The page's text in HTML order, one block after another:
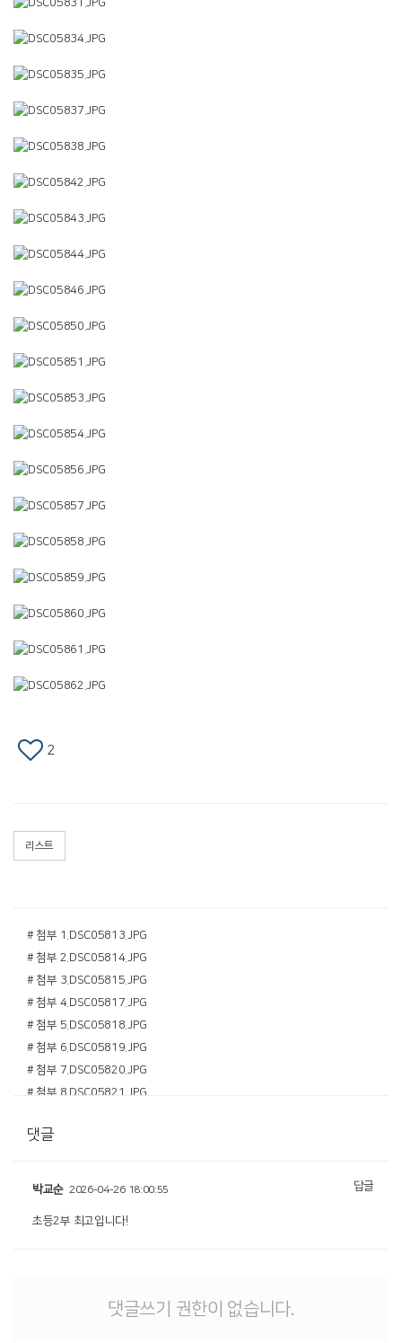
2
리스트
# 첨부 1.DSC05813.JPG
# 첨부 2.DSC05814.JPG
# 첨부 3.DSC05815.JPG
# 첨부 4.DSC05817.JPG
# 첨부 5.DSC05818.JPG
# 첨부 6.DSC05819.JPG
# 첨부 7.DSC05820.JPG
# 첨부 8.DSC05821.JPG
# 첨부 10.DSC05823.JPG
# 첨부 12.DSC05826.JPG
# 첨부 14.DSC05828.JPG
# 첨부 18.DSC05834.JPG
댓글
박교순 2026-04-26 18:00:55
초등2부 최고입니다!
답글
댓글쓰기 권한이 없습니다.